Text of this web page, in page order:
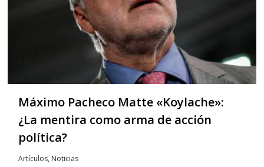
Máximo Pacheco Matte «Koylache»:
¿La mentira como arma de acción
política?
Artículos, Noticias